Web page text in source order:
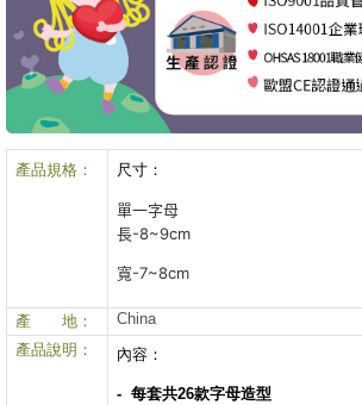
產品規格： 尺寸：
單一字母
長-8~9cm
寬-7~8cm
產 地：
China
產品說明：
內容：
- 每套共26款字母造型